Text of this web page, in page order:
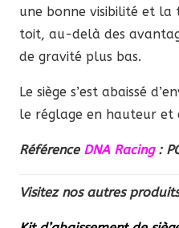
une bonne visibilité et
toit, au-delà des
de gravité plus bas.
Le siège s’est abaissé
le réglage en hauteur et
Référence DNA Racing:
Visitez nos autres